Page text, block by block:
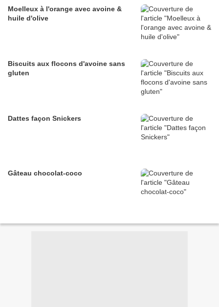
Moelleux à l'orange avec avoine &
huile d'olive
Biscuits aux flocons d'avoine sans
gluten
Dattes façon Snickers
Gâteau chocolat-coco